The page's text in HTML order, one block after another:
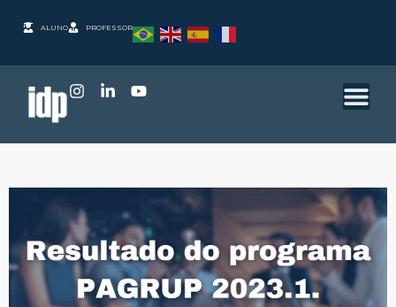
ALUNO PROFESSOR